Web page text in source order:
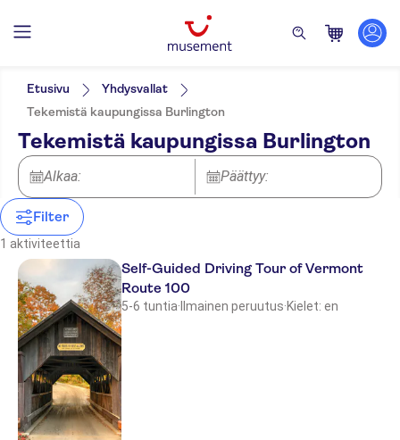
Suodata
Min. € Maks.
Lippuvaihtoehdot
Ääniopastus (kuulokkeet)
Ilmainen peruutus
Välitön vahvistus
Kategoriat
English
Etusivu
Yhdysvallat
Tekemistä kaupungissa Burlington
Tekemistä kaupungissa Burlington
Alkaa: Päättyy:
Filter
1 aktiviteettia
Self-Guided Driving Tour of Vermont
Route 100
5-6 tuntia· Ilmainen peruutus·Kielet: en